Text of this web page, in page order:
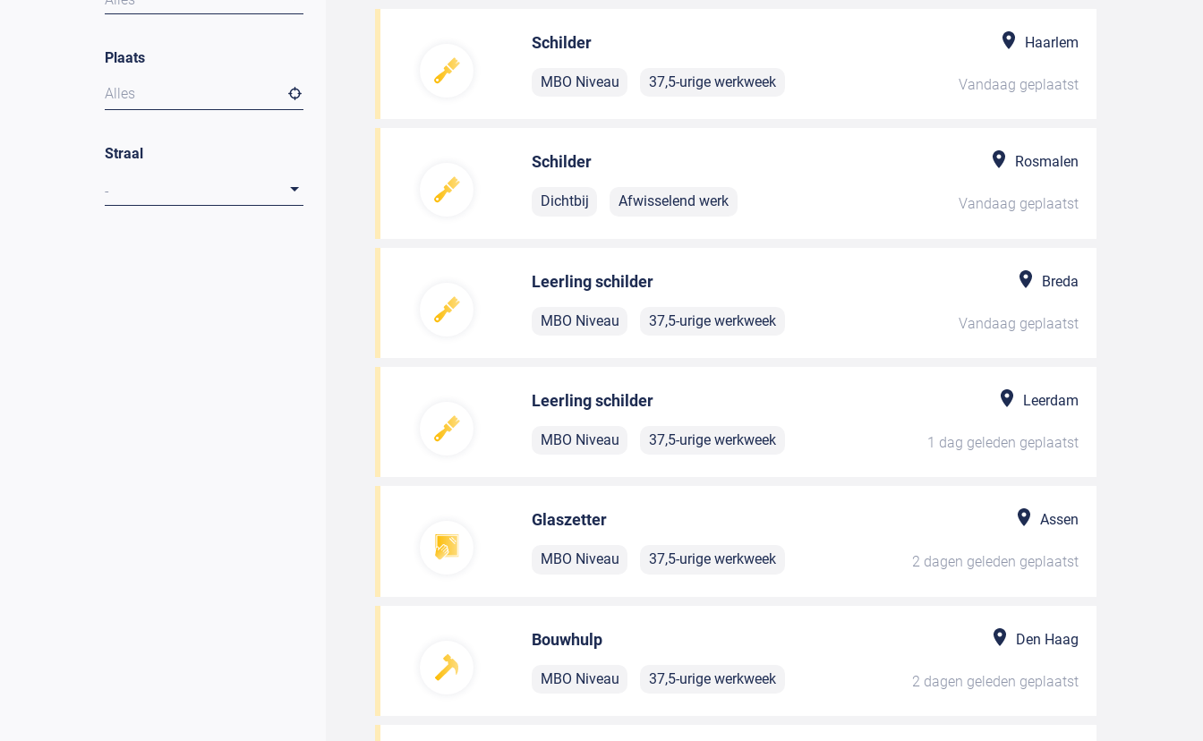
Plaats
Alles
Straal
-
Schilder Haarlem
MBO Niveau 37,5-urige werkweek Vandaag geplaatst
Schilder Rosmalen
Dichtbij Afwisselend werk Vandaag geplaatst
Leerling schilder Breda
MBO Niveau 37,5-urige werkweek Vandaag geplaatst
Leerling schilder Leerdam
MBO Niveau 37,5-urige werkweek 1 dag geleden geplaatst
Glaszetter Assen
MBO Niveau 37,5-urige werkweek 2 dagen geleden geplaatst
Bouwhulp Den Haag
MBO Niveau 37,5-urige werkweek 2 dagen geleden geplaatst